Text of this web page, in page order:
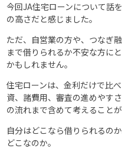
今回JA住宅ローンについて話
の高さだと感じました。
ただ、自営業の方や、つなぎ
まで借りられるか不安な方に
かもしれません。
住宅ローンは、金利だけで比
資、諸費用、審査の進めやす
の流れまで含めて考えることが
自分はどこなら借りられるの
どこなのか。